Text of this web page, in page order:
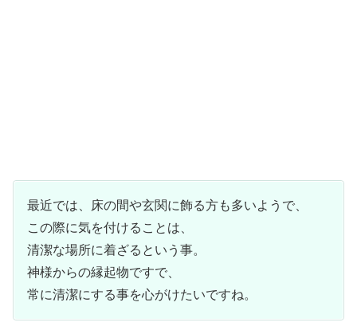
最近では、床の間や玄関に飾る方も多いようで、
この際に気を付けることは、
清潔な場所に着ざるという事。
神様からの縁起物ですで、
常に清潔にする事を心がけたいですね。